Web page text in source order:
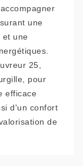
une
une
25,
pour
efficace
d'un confort
de